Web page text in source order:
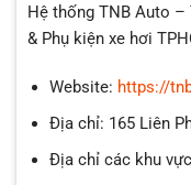
Hệ thống TNB Auto –
& Phụ kiện xe hơi
Website: https://
Địa chỉ: 165 Liên
Địa chỉ các khu